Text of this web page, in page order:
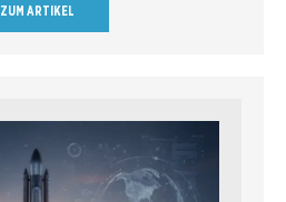
ZUM ARTIKEL